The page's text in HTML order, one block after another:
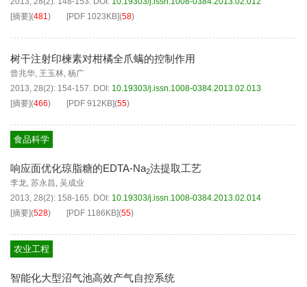
[摘要](481) [PDF 1023KB](58)
树干注射印楝素对柑橘全爪螨的控制作用
曾兆华, 王玉林, 杨广
2013, 28(2): 154-157. DOI: 10.19303/j.issn.1008-0384.2013.02.013
[摘要](466) [PDF 912KB](55)
食品科学
响应面优化琼脂糖的EDTA-Na2法提取工艺
李龙, 苏永昌, 吴成业
2013, 28(2): 158-165. DOI: 10.19303/j.issn.1008-0384.2013.02.014
[摘要](528) [PDF 1186KB](55)
农业工程
智能化大型沼气池高效产气自控系统